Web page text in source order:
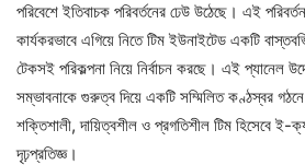
পরিবেশে ইতিবাচক পরিবর্তনের ঢেউ উঠেছে। এই
কার্যকরভাবে এগিয়ে নিতে টিম ইউনাইটেড একটি
টেকসই পরিকল্পনা নিয়ে নির্বাচন করছে। এই প্যানেল
সম্ভাবনাকে গুরুত্ব দিয়ে একটি সম্মিলিত কণ্ঠস্বর
শক্তিশালী, দায়িত্বশীল ও প্রগতিশীল টিম হিসেবে ই-
দৃঢ়প্রতিজ্ঞ।